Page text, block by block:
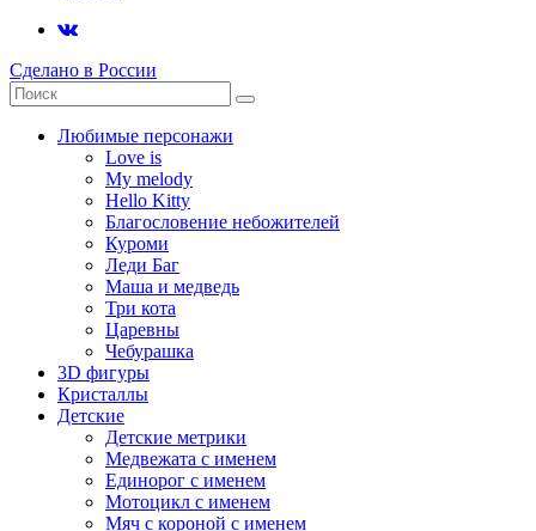
Сделано в России
Любимые персонажи
Love is
My melody
Hello Kitty
Благословение небожителей
Куроми
Леди Баг
Маша и медведь
Три кота
Царевны
Чебурашка
3D фигуры
Кристаллы
Детские
Детские метрики
Медвежата с именем
Единорог с именем
Мотоцикл с именем
Мяч с короной с именем